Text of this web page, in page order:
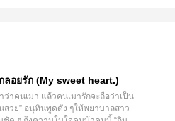
ลอยรัก (My sweet heart.)
ว่าคนเมา แล้วคนเมารักจะถือว่าเป็น
วย” อนุทินพูดดัง ๆให้พยาบาลสาว